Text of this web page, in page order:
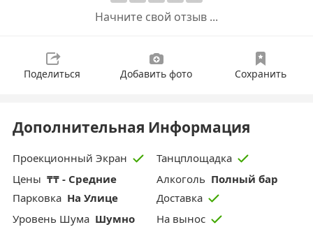
Начните свой отзыв ...
Поделиться Добавить фото Сохранить
Дополнительная Информация
Проекционный Экран
Танцплощадка
Цены ₸₸ - Средние Aлкоголь Полный бар
Парковка На Улице
Доставка
Уровень Шума Шумно На вынос